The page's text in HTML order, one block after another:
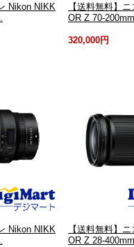
Nikon NIKK
【送料無料】
OR Z 70-200mm
320,000円
Nikon NIKK
【送料無料】
OR Z 28-400mm